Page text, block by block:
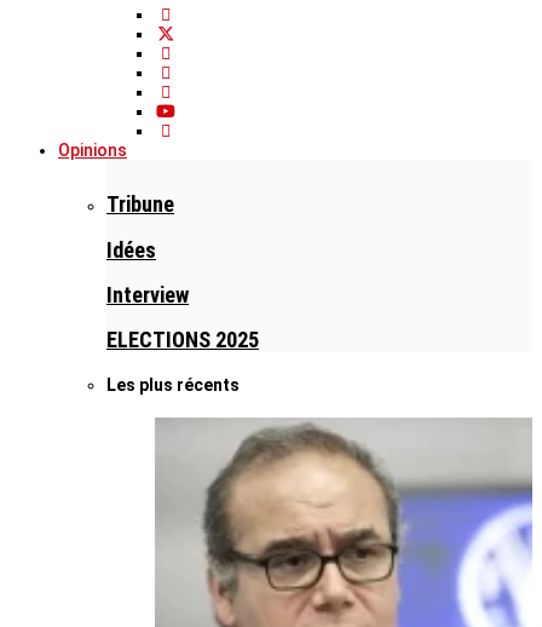
Opinions
Tribune
Idées
Interview
ELECTIONS 2025
Les plus récents